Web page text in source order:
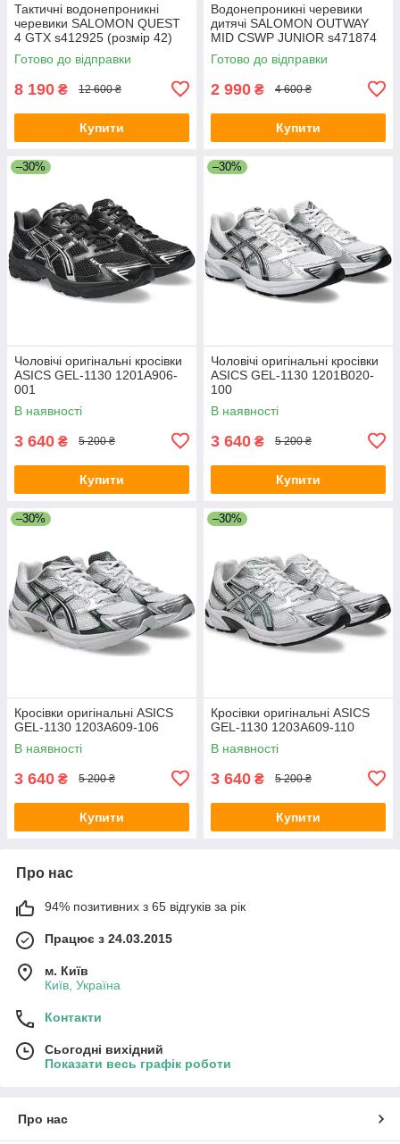
Тактичні водонепроникні
черевики SALOMON QUEST
4 GTX s412925 (розмір 42)
Готово до відправки
8 190 ₴ 12 600 ₴
Купити
Водонепроникні черевики
дитячі SALOMON OUTWAY
MID CSWP JUNIOR s471874
(розмір 36)
Готово до відправки
2 990 ₴ 4 600 ₴
Купити
–30%
Чоловічі оригінальні кросівки
ASICS GEL-1130 1201A906-
001
В наявності
3 640 ₴ 5 200 ₴
Купити
–30%
Чоловічі оригінальні кросівки
ASICS GEL-1130 1201B020-
100
В наявності
3 640 ₴ 5 200 ₴
Купити
–30%
Кросівки оригінальні ASICS
GEL-1130 1203A609-106
В наявності
3 640 ₴ 5 200 ₴
Купити
–30%
Кросівки оригінальні ASICS
GEL-1130 1203A609-110
В наявності
3 640 ₴ 5 200 ₴
Купити
Про нас
94% позитивних з 65 відгуків за рік
Працює з 24.03.2015
м. Київ
Київ, Україна
Контакти
Сьогодні вихідний
Показати весь графік роботи
Про нас